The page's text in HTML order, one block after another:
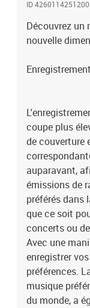
complète de
Seul Audials
Trouvez rapidement
parolesLa
Radio 2024
fournit des
sélection d'images
l'intégration
l'organisation et
une tâche sans
déplacementFaites
soutien parfait pour
!Audials a conquis
service de
voitures modernes.
Bentley et
toujours le meilleur
Chevrolet, Volvo
application dans la
l'application
ID 4260114251200
Découvrez un
nouvelle
coupe plus
de couverture
auparavant,
émissions de
préférés dans
que ce soit
concerts ou
Avec une
enregistrer
préférences.
musique
du monde, a